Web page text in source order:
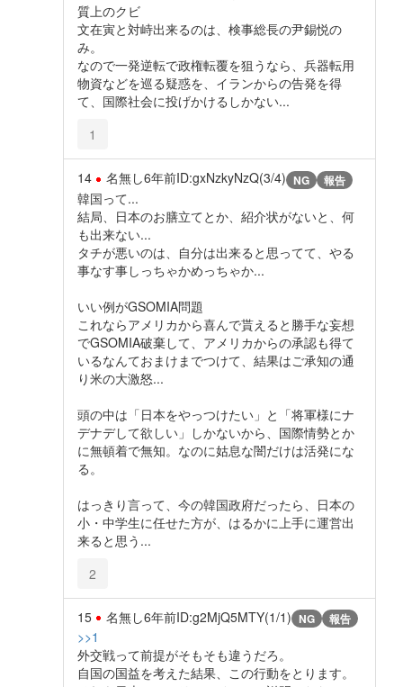
質上のクビ
文在寅と対峙出来るのは、検事総長の尹錫悦の
み。
なので一発逆転で政権転覆を狙うなら、兵器転用
物資などを巡る疑惑を、イランからの告発を得
て、国際社会に投げかけるしかない...
1
14 名無し6年前ID:gxNzkyNzQ(3/4) NG 報告
韓国って...
結局、日本のお膳立てとか、紹介状がないと、何
も出来ない...
タチが悪いのは、自分は出来ると思ってて、やる
事なす事しっちゃかめっちゃか...
いい例がGSOMIA問題
これならアメリカから喜んで貰えると勝手な妄想
でGSOMIA破棄して、アメリカからの承認も得て
いるなんておまけまでつけて、結果はご承知の通
り米の大激怒...
頭の中は「日本をやっつけたい」と「将軍様にナ
デナデして欲しい」しかないから、国際情勢とか
に無頓着で無知。なのに姑息な闇だけは活発にな
る。
はっきり言って、今の韓国政府だったら、日本の
小・中学生に任せた方が、はるかに上手に運営出
来ると思う...
2
15 名無し6年前ID:g2MjQ5MTY(1/1) NG 報告
>>1
外交戦って前提がそもそも違うだろ。
自国の国益を考えた結果、この行動をとります。